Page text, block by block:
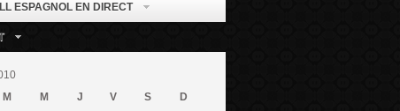
ESPAGNOL EN DIRECT
M M J V S D